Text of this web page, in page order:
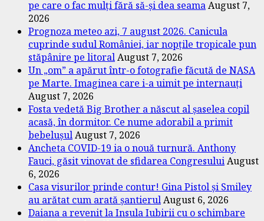
pe care o fac mulți fără să-și dea seamaAugust 7,
2026
Prognoza meteo azi, 7 august 2026. Canicula
cuprinde sudul României, iar nopțile tropicale pun
stăpânire pe litoralAugust 7, 2026
Un „om” a apărut într-o fotografie făcută de NASA
pe Marte. Imaginea care i-a uimit pe internauți
August 7, 2026
Fosta vedetă Big Brother a născut al șaselea copil
acasă, în dormitor. Ce nume adorabil a primit
bebelușulAugust 7, 2026
Ancheta COVID-19 ia o nouă turnură. Anthony
Fauci, găsit vinovat de sfidarea CongresuluiAugust
6, 2026
Casa visurilor prinde contur! Gina Pistol și Smiley
au arătat cum arată șantierulAugust 6, 2026
Daiana a revenit la Insula Iubirii cu o schimbare